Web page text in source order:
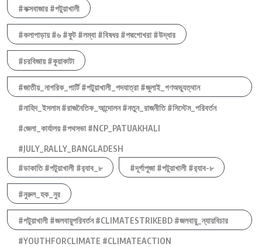
#কক্সবাজার #পটুয়াখালী
#কলাপাড়ায় #৬ #ফুট #লম্বা #বিষধর #পদ্মগোখরা #উদ্ধার
#চরবিজায় #কুয়াকাটা
#জাতীয়_নাগরিক_পার্টি #পটুয়াখালী_পদযাত্রা #জুলাই_গণঅভ্যুত্থান
#নাহিদ_ইসলাম #রাজনৈতিক_আন্দোলন #নতুন_রাজনীতি #সিস্টেম_পরিবর্তন
#জেলা_কার্যালয় #পথসভা #NCP_PATUAKHALI
#JULY_RALLY_BANGLADESH
#ডাকাতি #পটুয়াখালী #র‍্যাব_৮
#দূর্গাপুজা #পটুয়াখালী #র‍্যাব-৮
#নুরুল_হক_নুর
#পটুয়াখালী #জলবায়ুপরিবর্তন #CLIMATESTRIKEBD #জলবায়ু_ন্যায়বিচার
#YOUTHFORCLIMATE #CLIMATEACTION